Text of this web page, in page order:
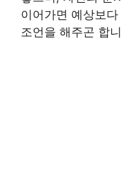
이어가면 예상보
조언을 해주곤 합